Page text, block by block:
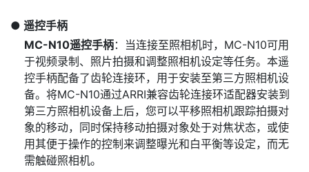
遥控手柄
MC-N10遥控手柄：当连接至照相机时，MC-N10可用
于视频录制、照片拍摄和调整照相机设定等任务。本遥
控手柄配备了齿轮连接环，用于安装至第三方照相机设
备。将MC-N10通过ARRI兼容齿轮连接环适配器安装到
第三方照相机设备上后，您可以平移照相机跟踪拍摄对
象的移动，同时保持移动拍摄对象处于对焦状态，或使
用其便于操作的控制来调整曝光和白平衡等设定，而无
需触碰照相机。